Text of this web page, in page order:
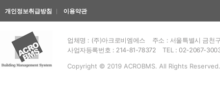
개인정보취급방침 이용약관
업체명 : (주)아크로비엠에스
주소 : 서울특별시 금천
사업자등록번호 : 214-81-78372
TEL : 02-2067-
Copyright © 2019 ACROBMS. All Rights Reserved.